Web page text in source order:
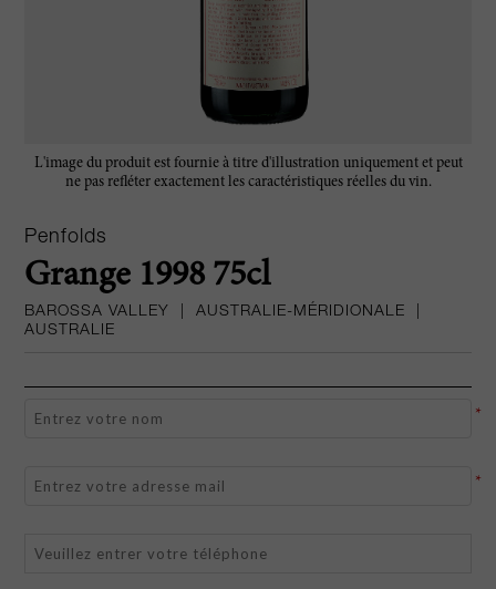
L'image du produit est fournie à titre d'illustration uniquement et peut
ne pas refléter exactement les caractéristiques réelles du vin.
Penfolds
Grange 1998 75cl
BAROSSA VALLEY AUSTRALIE-MÉRIDIONALE
AUSTRALIE
*
*